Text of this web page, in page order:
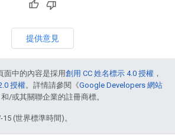
提供意見
面中的內容是採用創用 CC 姓名標示 4.0 授權 ，
授權。詳情請參閱《Google Developers 網站
/或其關聯企業的註冊商標。
(世界標準時間)。